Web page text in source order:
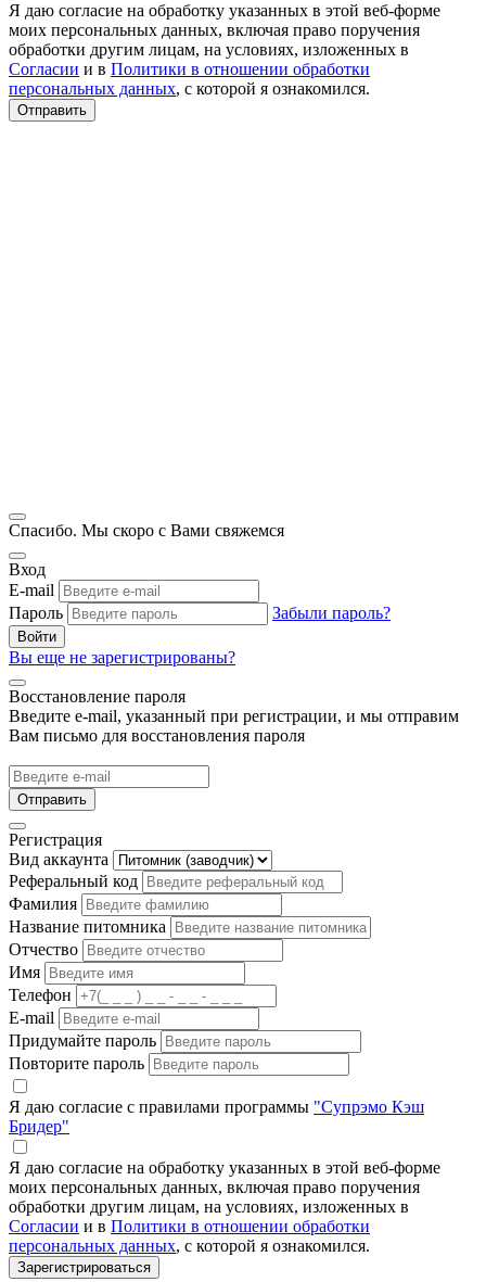
Я даю согласие на обработку указанных в этой веб-форме
моих персональных данных, включая право поручения
обработки другим лицам, на условиях, изложенных в
Согласии и в Политики в отношении обработки
персональных данных, с которой я ознакомился.
Спасибо. Мы скоро с Вами свяжемся
Вход
E-mail
Пароль
Забыли пароль?
Войти
Вы еще не зарегистрированы?
Восстановление пароля
Введите e-mail, указанный при регистрации, и мы отправим
Вам письмо для восстановления пароля
Отправить
Регистрация
Вид аккаунта
Реферальный код
Фамилия
Название питомника
Отчество
Имя
Телефон
E-mail
Придумайте пароль
Повторите пароль
Я даю согласие с правилами программы "Супрэмо Кэш
Бридер"
Я даю согласие на обработку указанных в этой веб-форме
моих персональных данных, включая право поручения
обработки другим лицам, на условиях, изложенных в
Согласии и в Политики в отношении обработки
персональных данных, с которой я ознакомился.